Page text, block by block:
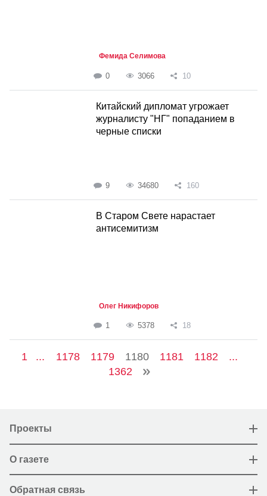
Фемида Селимова
0 3066 10
Китайский дипломат угрожает
журналисту "НГ" попаданием в
черные списки
9 34680 160
В Старом Свете нарастает
антисемитизм
Олег Никифоров
1 5378 18
1 ... 1178 1179 1180 1181 1182
...
1362
Проекты
О газете
Обратная связь